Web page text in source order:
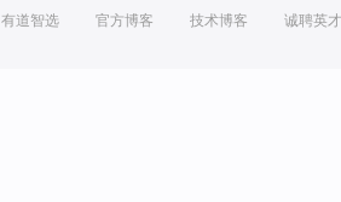
有道智选 官方博客 技术博客 诚聘英才